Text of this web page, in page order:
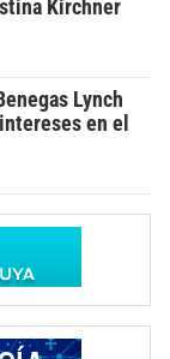
Kirchner
Lynch
en el